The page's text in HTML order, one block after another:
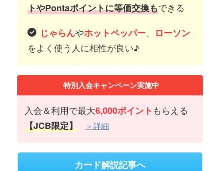
トやPontaポイントに等価交換もできる
じゃらんやホットペッパー、
ローソン
をよく使う人に相性が良い♪
特別入会キャンペーン実施中
入会＆利用で最大6,000ポイント もらえる
【JCB限定】
＞詳細
カード解説記事へ